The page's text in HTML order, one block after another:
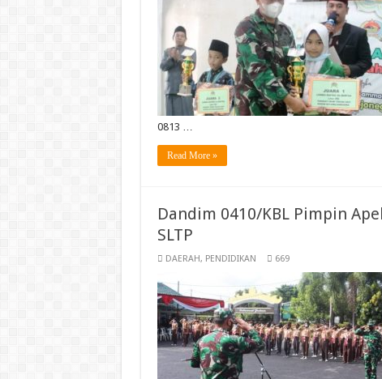
0813 …
Read More »
Dandim 0410/KBL Pimpin
SLTP
DAERAH, PENDIDIKAN 669